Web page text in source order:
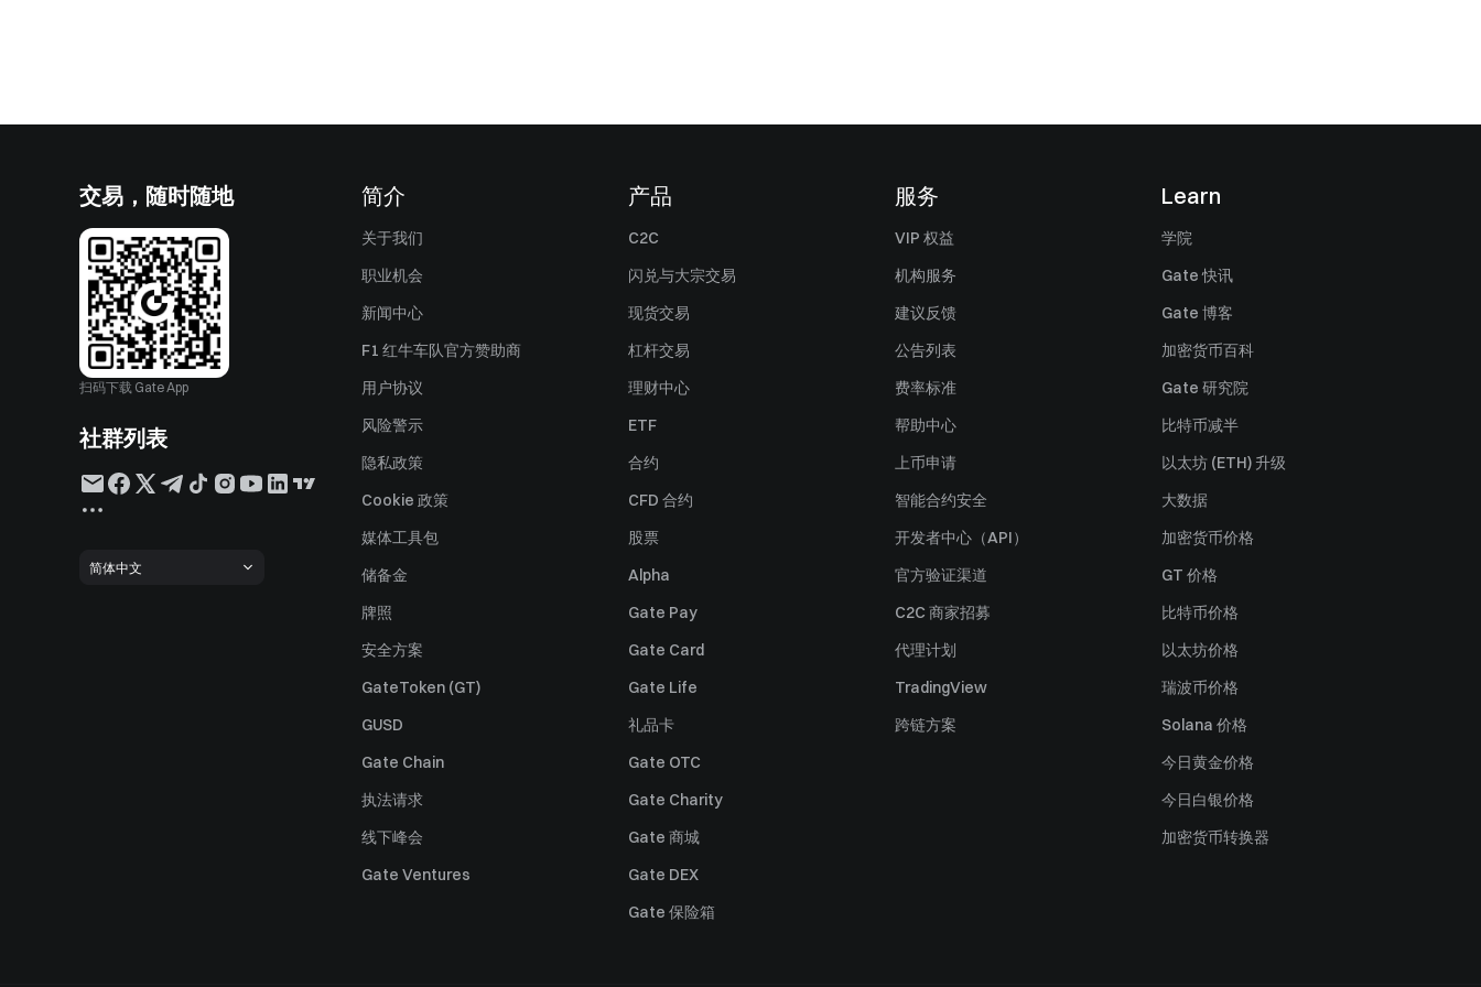
交易，随时随地
扫码下载 Gate App
社群列表
简体中文
简介
关于我们
职业机会
新闻中心
F1 红牛车队官方赞助商
用户协议
风险警示
隐私政策
Cookie 政策
媒体工具包
储备金
牌照
安全方案
GateToken (GT)
GUSD
Gate Chain
执法请求
线下峰会
Gate Ventures
产品
C2C
闪兑与大宗交易
现货交易
杠杆交易
理财中心
ETF
合约
CFD 合约
股票
Alpha
Gate Pay
Gate Card
Gate Life
礼品卡
Gate OTC
Gate Charity
Gate 商城
Gate DEX
Gate 保险箱
服务
VIP 权益
机构服务
建议反馈
公告列表
费率标准
帮助中心
上币申请
智能合约安全
开发者中心（API）
官方验证渠道
C2C 商家招募
代理计划
TradingView
跨链方案
Learn
学院
Gate 快讯
Gate 博客
加密货币百科
Gate 研究院
比特币减半
以太坊 (ETH) 升级
大数据
加密货币价格
GT 价格
比特币价格
以太坊价格
瑞波币价格
Solana 价格
今日黄金价格
今日白银价格
加密货币转换器